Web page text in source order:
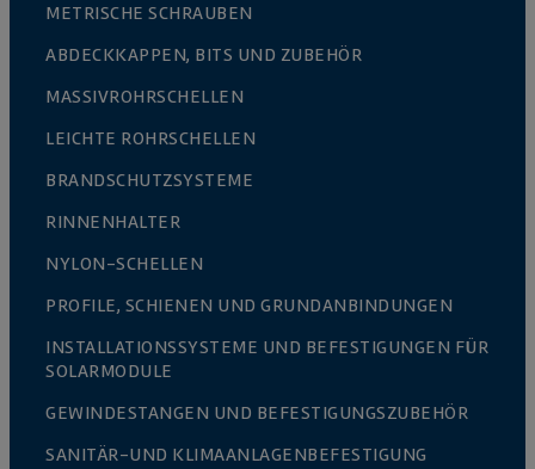
METRISCHE SCHRAUBEN
ABDECKKAPPEN, BITS UND ZUBEHÖR
MASSIVROHRSCHELLEN
LEICHTE ROHRSCHELLEN
BRANDSCHUTZSYSTEME
RINNENHALTER
NYLON-SCHELLEN
PROFILE, SCHIENEN UND GRUNDANBINDUNGEN
INSTALLATIONSSYSTEME UND BEFESTIGUNGEN FÜR
SOLARMODULE
GEWINDESTANGEN UND BEFESTIGUNGSZUBEHÖR
SANITÄR-UND KLIMAANLAGENBEFESTIGUNG